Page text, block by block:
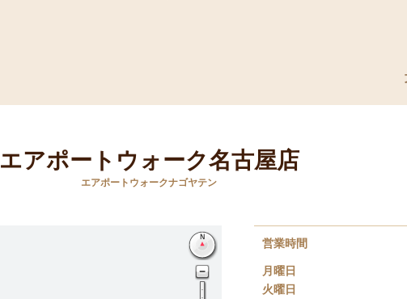
エアポートウォーク名古屋店
エアポートウォークナゴヤテン
営業時間
月曜日
火曜日